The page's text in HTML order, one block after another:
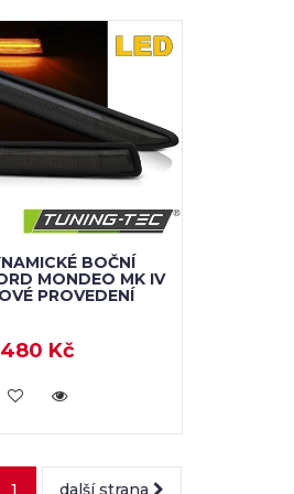
BOČNÍ
MONDEO MK IV
PROVEDENÍ
480 Kč
DO KOŠÍKU
1 další strana